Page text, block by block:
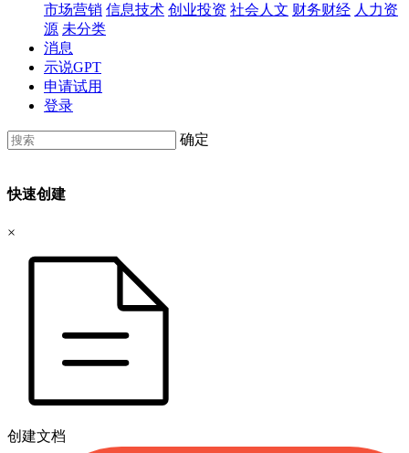
市场营销 信息技术 创业投资 社会人文 财务财经 人力资
源 未分类
消息
示说GPT
申请试用
登录
确定
快速创建
×
创建文档